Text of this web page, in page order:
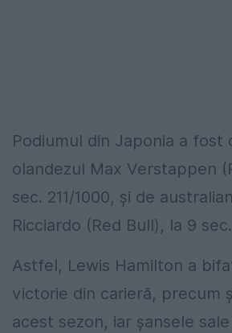
Podiumul din Japonia a fost
olandezul Max Verstappen
sec. 211/1000, și de
Ricciardo (Red Bull), la 9
Astfel, Lewis Hamilton a
victorie din carieră, precum
acest sezon, iar șansele